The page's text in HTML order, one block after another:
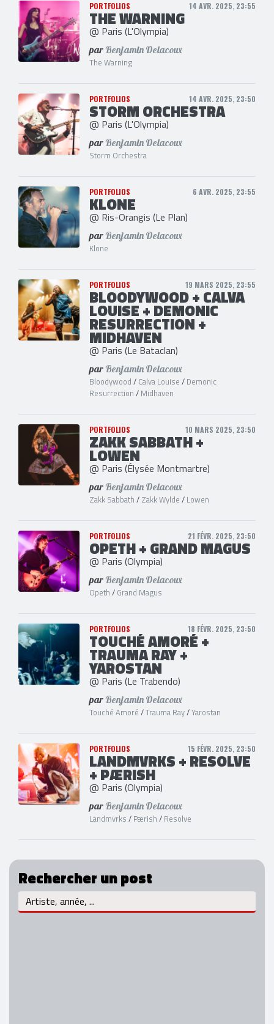
PORTFOLIOS 14 AVR. 2025, 23:55
THE WARNING
@ Paris (L'Olympia)
par Benjamin Delacoux
The Warning
PORTFOLIOS 14 AVR. 2025, 23:50
STORM ORCHESTRA
@ Paris (L'Olympia)
par Benjamin Delacoux
Storm Orchestra
PORTFOLIOS 6 AVR. 2025, 23:55
KLONE
@ Ris-Orangis (Le Plan)
par Benjamin Delacoux
Klone
PORTFOLIOS 19 MARS 2025, 23:55
BLOODYWOOD + CALVA
LOUISE + DEMONIC
RESURRECTION +
MIDHAVEN
@ Paris (Le Bataclan)
par Benjamin Delacoux
Bloodywood / Calva Louise / Demonic
Resurrection / Midhaven
PORTFOLIOS 10 MARS 2025, 23:50
ZAKK SABBATH +
LOWEN
@ Paris (Élysée Montmartre)
par Benjamin Delacoux
Zakk Sabbath / Zakk Wylde / Lowen
PORTFOLIOS 21 FÉVR. 2025, 23:50
OPETH + GRAND MAGUS
@ Paris (Olympia)
par Benjamin Delacoux
Opeth / Grand Magus
PORTFOLIOS 18 FÉVR. 2025, 23:50
TOUCHÉ AMORÉ +
TRAUMA RAY +
YAROSTAN
@ Paris (Le Trabendo)
par Benjamin Delacoux
Touché Amoré /Trauma Ray/Yarostan
PORTFOLIOS 15 FÉVR. 2025, 23:50
LANDMVRKS + RESOLVE
+ PÆRISH
@ Paris (Olympia)
par Benjamin Delacoux
Landmvrks / Pærish / Resolve
Rechercher un post